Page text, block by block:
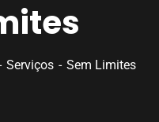
Serviços Sem Limites